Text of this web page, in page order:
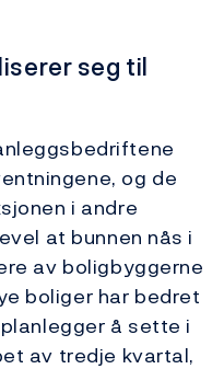
seg til
og de
i andre
at bunnen nås i
av boligbyggerne
boliger har bedret
å sette i
av tredje kvartal,